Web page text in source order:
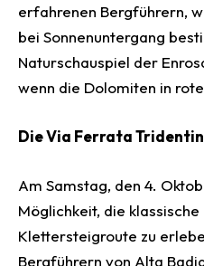
erfahrenen Bergführern,
bei Sonnenuntergang
Naturschauspiel der
wenn die Dolomiten in
Die Via Ferrata
Am Samstag, den 4.
Möglichkeit, die
Klettersteigroute zu
Bergführern von Alta